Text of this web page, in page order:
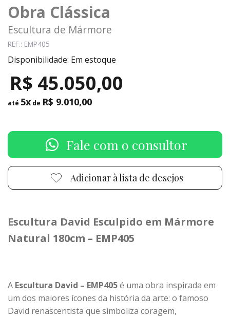
Obra Clássica
Escultura de Mármore
REF.: EMP405
Disponibilidade: Em estoque
R$ 45.050,00
até 5x de R$ 9.010,00
Fale com o consultor
Adicionar à lista de desejos
Escultura David Esculpido em Mármore
Natural 180cm – EMP405
A Escultura David – EMP405é uma obra inspirada em
um dos maiores ícones da história da arte: o famoso
David renascentista que simboliza coragem,